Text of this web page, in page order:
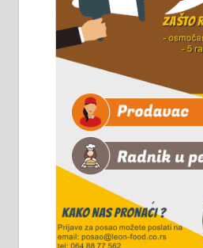
Чистим све врсте
061/32-13-445